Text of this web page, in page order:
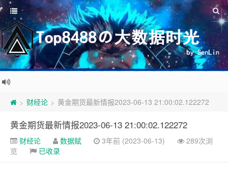
> 财经论 > 黄金期货最新情报2023-06-13 21:00:02.122272
黄金期货最新情报2023-06-13 21:00:02.122272
财经论 数据赋 3年前 (2023-06-13)
289次浏
览
已收录